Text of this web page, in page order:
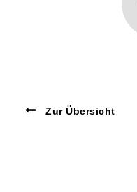
Zur Übersicht